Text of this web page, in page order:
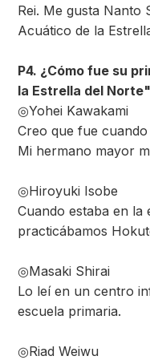
Rei. Me gusta Nanto
Acuático de la
P4. ¿Cómo fue su
la Estrella del
◎Yohei Kawakami
Creo que fue
Mi hermano mayor
◎Hiroyuki Isobe
Cuando estaba en la
practicábamos
◎Masaki Shirai
Lo leí en un centro
escuela primaria.
◎Riad Weiwu